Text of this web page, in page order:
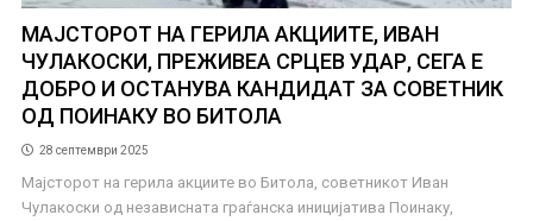
МАЈСТОРОТ НА ГЕРИЛА АКЦИИТЕ, ИВАН
ЧУЛАКОСКИ, ПРЕЖИВЕА СРЦЕВ УДАР, СЕГА Е
ДОБРО И ОСТАНУВА КАНДИДАТ ЗА СОВЕТНИК
ОД ПОИНАКУ ВО БИТОЛА
28 септември 2025
Мајсторот на герила акциите во Битола, советникот Иван
Чулакоски од независната граѓанска иницијатива Поинаку,